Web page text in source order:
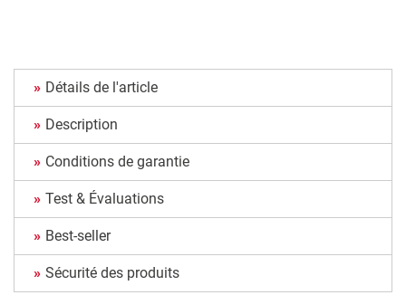
Détails de l'article
Description
Conditions de garantie
Test & Évaluations
Best-seller
Sécurité des produits